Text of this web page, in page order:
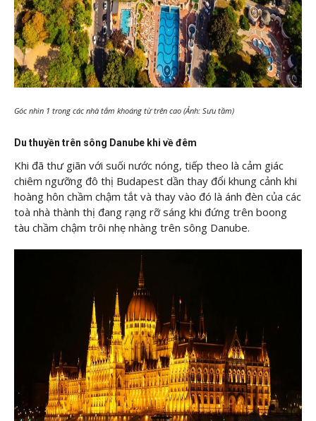
Góc nhìn 1 trong các nhà tắm khoáng từ trên cao (Ảnh: Sưu tầm)
Du thuyền trên sông Danube khi về đêm
Khi đã thư giãn với suối nước nóng, tiếp theo là cảm giác
chiêm ngưỡng đô thị Budapest dần thay đổi khung cảnh khi
hoàng hôn chầm chậm tắt và thay vào đó là ánh đèn của các
toà nhà thành thị đang rạng rỡ sáng khi đứng trên boong
tàu chầm chậm trôi nhẹ nhàng trên sông Danube.